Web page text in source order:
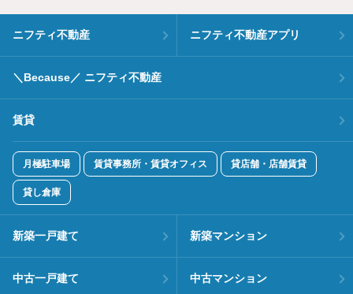
ニフティ不動産 ニフティ不動産アプリ
＼Because／ ニフティ不動産
賃貸
月極駐車場 賃貸事務所・賃貸オフィス 貸店舗・店舗賃貸
貸し倉庫
新築一戸建て 新築マンション
中古一戸建て 中古マンション